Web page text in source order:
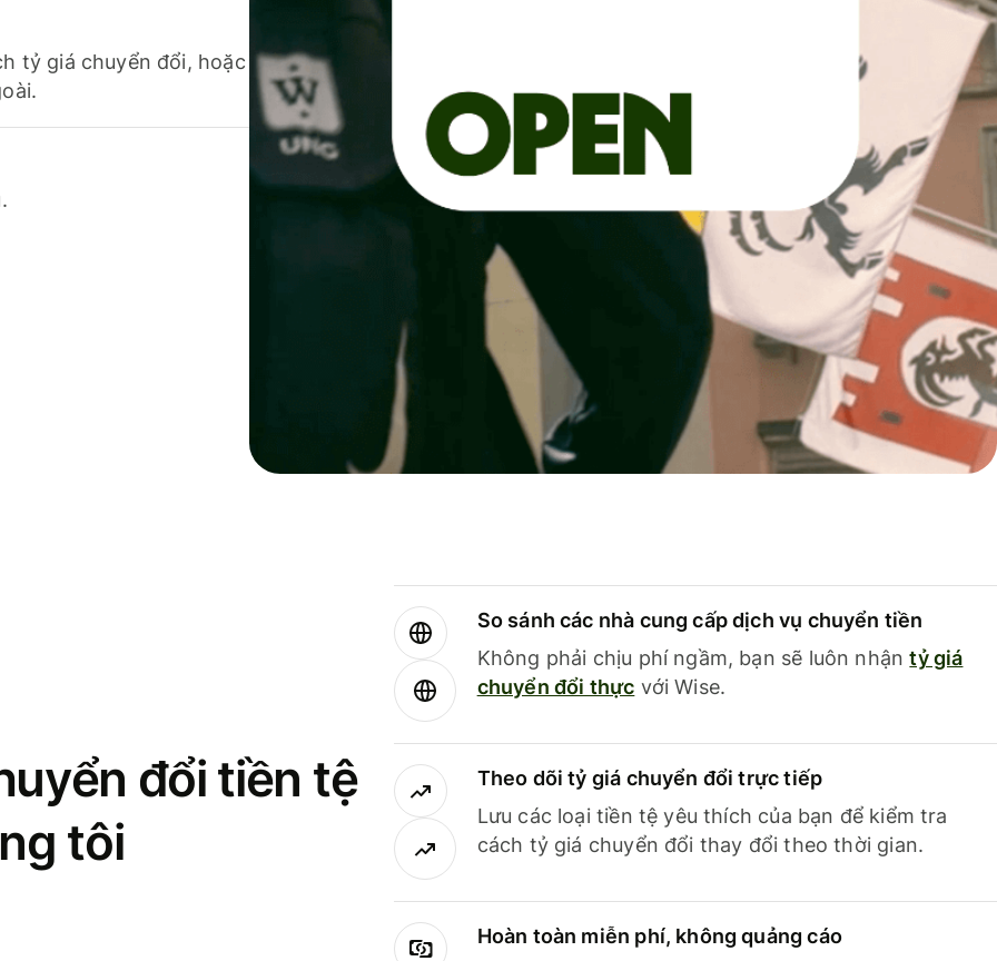
tỷ giá chuyển đổi, hoặc
đổi tiền tệ
tôi
So sánh các nhà cung cấp dịch vụ chuyển tiền
Không phải chịu phí ngầm, bạn sẽ luôn nhậntỷ giá
chuyển đổi thực với Wise.
Theo dõi tỷ giá chuyển đổi trực tiếp
Lưu các loại tiền tệ yêu thích của bạn để kiểm tra
cách tỷ giá chuyển đổi thay đổi theo thời gian.
Hoàn toàn miễn phí, không quảng cáo